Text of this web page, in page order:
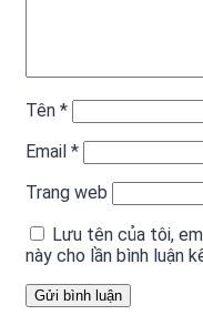
Tên *
Email *
Trang web
Lưu tên của tôi,
này cho lần bình luận